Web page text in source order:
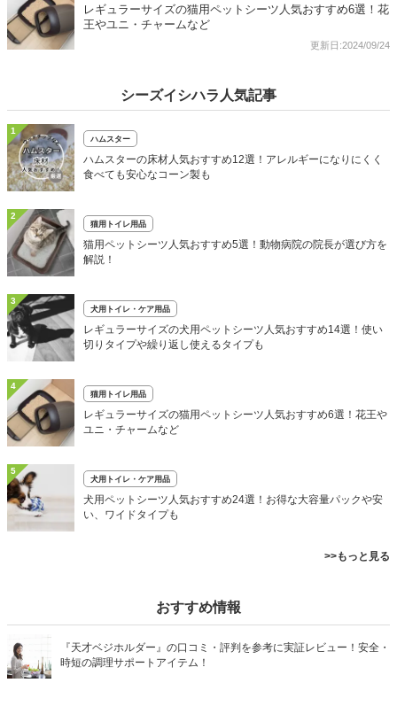
レギュラーサイズの猫用ペットシーツ人気おすすめ6選！花
王やユニ・チャームなど
更新日:2024/09/24
シーズイシハラ人気記事
1
ハムスター
ハムスターの床材人気おすすめ12選！アレルギーになりにくく
食べても安心なコーン製も
2
猫用トイレ用品
猫用ペットシーツ人気おすすめ5選！動物病院の院長が選び方を
解説！
3
犬用トイレ・ケア用品
レギュラーサイズの犬用ペットシーツ人気おすすめ14選！使い
切りタイプや繰り返し使えるタイプも
4
猫用トイレ用品
レギュラーサイズの猫用ペットシーツ人気おすすめ6選！花王や
ユニ・チャームなど
5
犬用トイレ・ケア用品
犬用ペットシーツ人気おすすめ24選！お得な大容量パックや安
い、ワイドタイプも
>>もっと見る
おすすめ情報
『天才ベジホルダー』の口コミ・評判を参考に実証レビュー！安全・
時短の調理サポートアイテム！